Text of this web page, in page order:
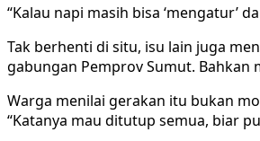
“Kalau napi masih bisa ‘mengatur’
Tak berhenti di situ, isu lain juga
gabungan Pemprov Sumut.
Warga menilai gerakan itu bukan
“Katanya mau ditutup semua, biar